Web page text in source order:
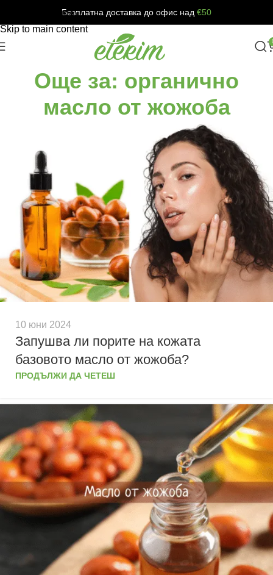
Skip to navigation
Skip to main content
Безплатна доставка до офис над €50
Още за: органично
масло от жожоба
10 юни 2024
Запушва ли порите на кожата
базовото масло от жожоба?
ПРОДЪЛЖИ ДА ЧЕТЕШ